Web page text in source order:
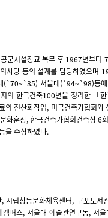
군시설장교 복무 후 1967년부터
사당 등의 설계를 담당하였으며
(`70~`85) 서울대(`94~`98)등에
의 한국건축100년을 정리한 「
의 전산화작업, 미국건축가협회와
화훈장, 한국건축가협회건축상 6
을 수상하였다.
시립창동문화체육센터, 구포도서
퍼스, 서울대 예술관연구동, 서